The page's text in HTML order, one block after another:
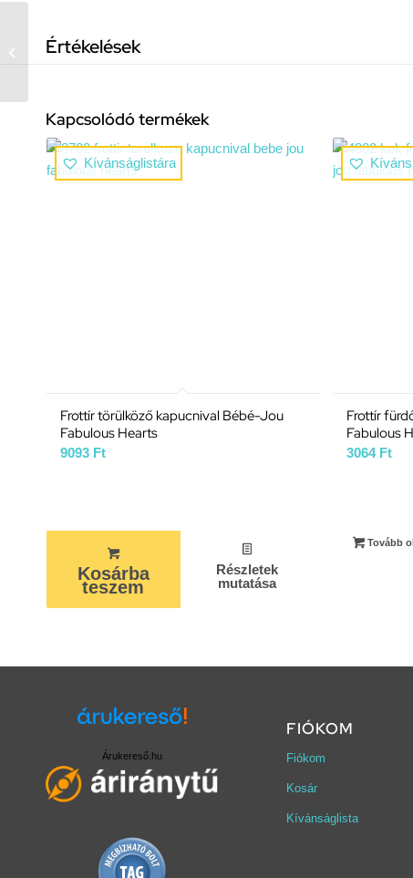
Értékelések
Kapcsolódó termékek
Kívánságlistára
Frottír törülköző kapucnival Bébé-Jou
Fabulous Hearts
9093 Ft
Kosárba
teszem
Részletek
mutatása
Frottír
Fabulous
3064 Ft
Tovább
Árukereső.hu
FIÓKOM
Fiókom
Kosár
Kívánságlista
leszoktató pelenka 3-4